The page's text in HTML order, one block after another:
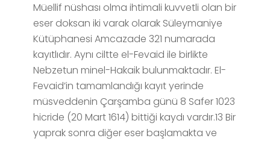
Müellif nüshası olma ihtimali kuvvetli olan bir
eser doksan iki varak olarak Süleymaniye
Kütüphanesi Amcazade 321 numarada
kayıtlıdır. Aynı ciltte el-Fevaid ile birlikte
Nebzetun minel-Hakaik bulunmaktadır. El-
Fevaid’in tamamlandığı kayıt yerinde
müsveddenin Çarşamba günü 8 Safer 1023
hicride (20 Mart 1614) bittiği kaydı vardır.13 Bir
yaprak sonra diğer eser başlamakta ve